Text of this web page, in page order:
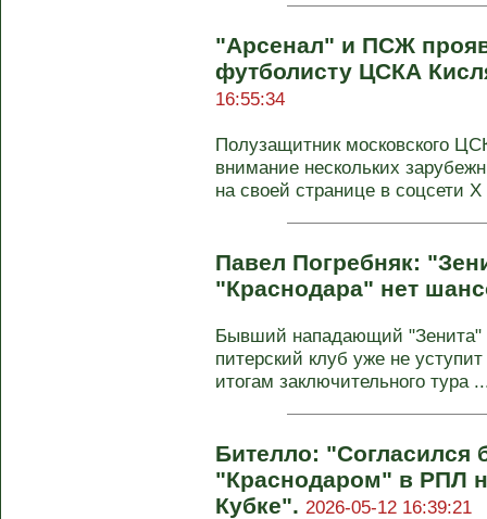
"Арсенал" и ПСЖ
футболисту ЦСКА
16:55:34
Полузащитник московского
внимание нескольких
на своей странице в соцсети
Павел Погребняк:
"Краснодара" нет
Бывший нападающий "Зенита"
питерский клуб уже не
итогам заключительного тура
Бителло: "Согласился
"Краснодаром" в РПЛ
Кубке". 2026-05-12 16:39:21